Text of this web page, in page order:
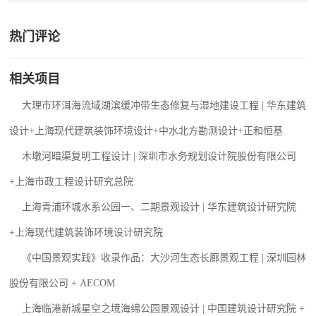
热门评论
相关项目
大理市环洱海流域湖滨缓冲带生态修复与湿地建设工程 | 华东建筑
设计+上海现代建筑装饰环境设计+中水北方勘测设计+正和恒基
木墩河暗渠复明工程设计 | 深圳市水务规划设计院股份有限公司
+上海市政工程设计研究总院
上海青浦环城水系公园一、二期景观设计 | 华东建筑设计研究院
+上海现代建筑装饰环境设计研究院
《中国景观实践》收录作品：大沙河生态长廊景观工程 | 深圳园林
股份有限公司 + AECOM
上海临港新城星空之境海绵公园景观设计 | 中国建筑设计研究院 +